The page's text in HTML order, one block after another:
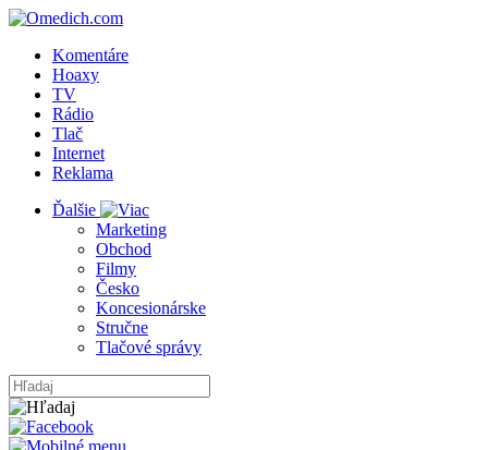
Komentáre
Hoaxy
TV
Rádio
Tlač
Internet
Reklama
Ďalšie
Marketing
Obchod
Filmy
Česko
Koncesionárske
Stručne
Tlačové správy